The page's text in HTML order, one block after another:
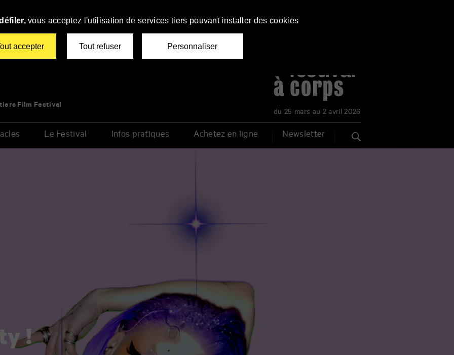
Film Festival
du 25 mars au 2 avril 2026
Le Festival Infos pratiques Achetez en ligne Newsletter
!
vous acceptez l'utilisation de services tiers pouvant installer des cookies
accepter Tout refuser Personnaliser